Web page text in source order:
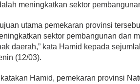
meningkatkan sektor
utama pemekaran provinsi
sektor pembangunan dan
daerah,” kata Hamid kepada
(12/03).
Hamid, pemekaran provinsi